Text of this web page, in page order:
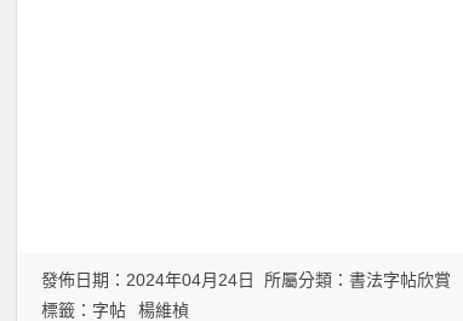
發佈日期：2024年04月24日 所屬分類：書法字帖欣賞
標籤： 字帖 楊維楨